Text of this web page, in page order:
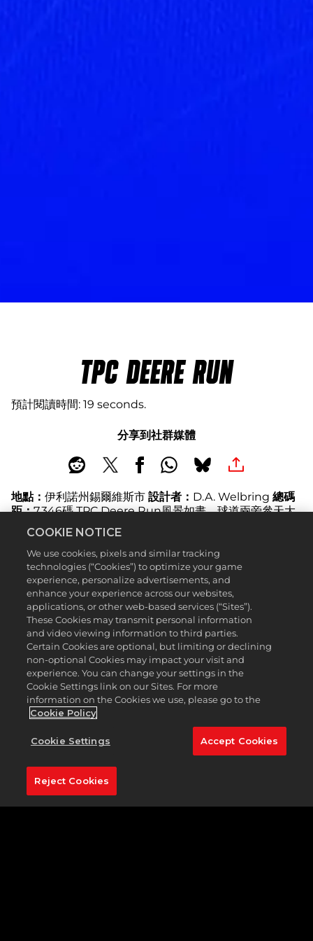
TPC DEERE RUN
預計閱讀時間 19 seconds
分享到社群媒體
地點： 伊利諾州錫爾維斯市 設計者： D.A. Welbring 總碼
距：7,346碼 TPC Deere Run風景如畫，球道兩旁參天大
與達文波特、岩島、莫林和貝滕多夫接壤—現在名為John
Deere經典賽，自1971年以來一直是PGA TOUR的固定賽
事。球場建築師和前PGA TOUR專家D.A. Welbring結合
了連綿起伏的自然景觀，襯托出球場的美感。雖然周圍的大
自然令人著迷，但請保持專注：本球場將為你帶來很多挑
戰。
特色球洞：16號洞（158碼，標準桿3桿） 當人群安靜下
來，你將注意力集中在手上的任務時，花點時間欣賞第16洞
之美。大約158碼外，旗桿高高地矗立在丘頂果嶺上，俯瞰
著羅克河，並被三個沙坑守衛著。在右側，一堵樹牆可以保
護任何任性的擊球不會超出界外太遠—好處是，它們可以讓
你更容易鎖定目標。管用的9號鐵桿擊球應該足以應付沙坑
並落到果嶺上，但一定要避免出現短擊球，否則你的球可能
分享到社群媒體
COOKIE NOTICE
We use cookies, pixels and similar tracking
technologies (“Cookies”) to optimize your game
experience, personalize advertisements, and
enhance your experience across our websites,
applications, or other web-based services (“Sites”).
These Cookies may transmit personal information
and video viewing information to third parties.
Certain Cookies are optional, but limiting or declining
non-optional Cookies may impact your visit and
experience. You can change your settings in the
Cookie Settings link on our Sites. For more
information on the Cookies we use, please go to the
Cookie Policy
Cookie Settings Accept Cookies
Reject Cookies